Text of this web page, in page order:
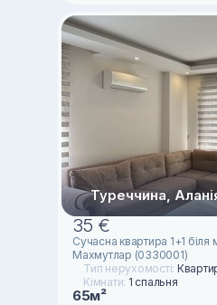
Туреччина,
35 €
Сучасна квартира 1+1 біля
Махмутлар (0330001)
Тип нерухомості:
Кімнати: 1 спальня
65м²